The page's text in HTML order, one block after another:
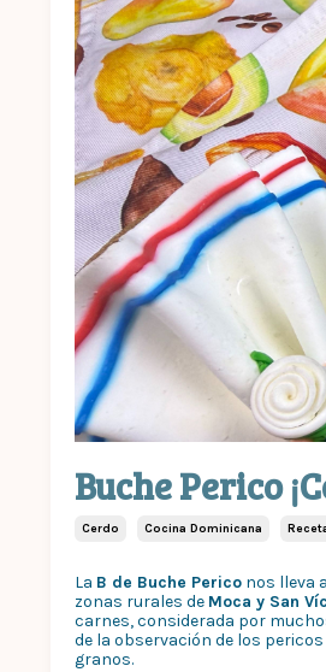
Buche Perico
Cerdo Cocina Dominicana
La B de Buche Perico nos lleva
zonas rurales de Moca y San
carnes, considerada por
de la observación de los
granos.